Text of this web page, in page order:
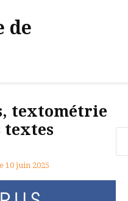
de
textométrie
textes
10 juin 2025